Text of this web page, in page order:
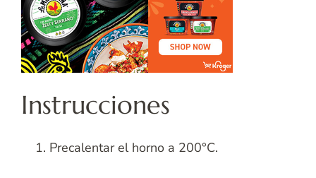
Instrucciones
Precalentar el horno a 200°C.